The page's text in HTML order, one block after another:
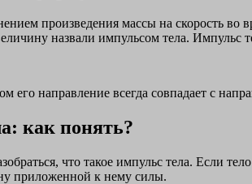
произведения массы на скорость
назвали импульсом тела. Импульс
его направление всегда совпадает с
как понять?
что такое импульс тела. Если
приложенной к нему силы.